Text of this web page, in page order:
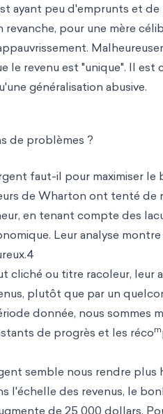
ayant peu d'emprunts et
pour une mère
le revenu est "unique". Il
généralisation abusive.
de problèmes ?
faut-il pour maximiser le
de Wharton ont tenté de
en tenant compte des
Leur analyse
cliché ou titre racoleur, leur
plutôt que par un
donnée, nous sommes
de progrès et les récom
semble nous rendre plus
l'échelle des revenus, le
de 25 000 dollars.